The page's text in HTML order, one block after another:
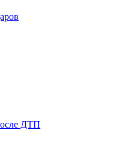
ДТП